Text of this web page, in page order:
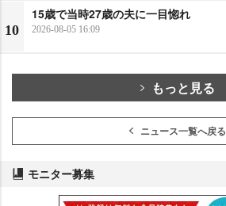
10
15歳で当時27歳の夫に一目惚れ
2026-08-05 16:09
もっと見る
ニュース一覧へ戻る
モニター募集